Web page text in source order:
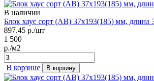
В наличии
Блок хаус сорт (AB) 37х193(185) мм, длина
897.45 р./шт
1 500
р./м2
В корзине В корзину